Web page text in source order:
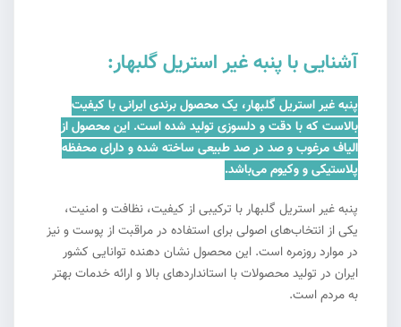
آشنایی با پنبه غیر استریل گلبهار:
پنبه غیر استریل گلبهار، یک محصول برندی ایرانی با کیفیت
بالاست که با دقت و دلسوزی تولید شده است. این محصول از
الیاف مرغوب و صد در صد طبیعی ساخته شده و دارای محفظه
پلاستیکی و وکیوم می‌باشد.
پنبه غیر استریل گلبهار با ترکیبی از کیفیت، نظافت و امنیت،
یکی از انتخاب‌های اصولی برای استفاده در مراقبت از پوست و نیز
در موارد روزمره است. این محصول نشان دهنده توانایی کشور
ایران در تولید محصولات با استانداردهای بالا و ارائه خدمات بهتر
به مردم است.